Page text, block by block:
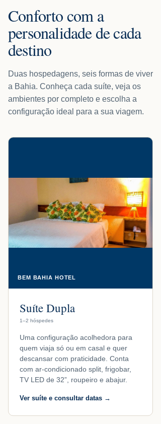
Conforto com a
personalidade de cada
destino
Duas hospedagens, seis formas de viver
a Bahia. Conheça cada suíte, veja os
ambientes por completo e escolha a
configuração ideal para a sua viagem.
BEM BAHIA HOTEL
Suíte Dupla
1–2 hóspedes
Uma configuração acolhedora para
quem viaja só ou em casal e quer
descansar com praticidade. Conta
com ar-condicionado split, frigobar,
TV LED de 32”, roupeiro e abajur.
Ver suíte e consultar datas →